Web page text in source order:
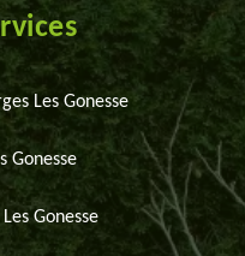
Les Gonesse
Gonesse
Gonesse